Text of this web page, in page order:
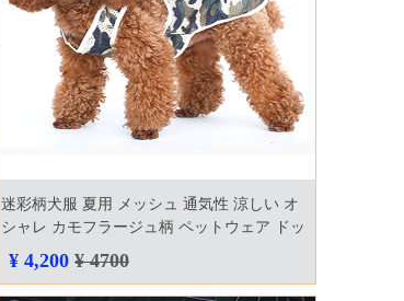
迷彩柄犬服 夏用 メッシュ 通気性 涼しい オ
シャレ カモフラージュ柄 ペットウェア ドッ
グウェア 抜け毛対策
¥ 4,200 ¥ 4700